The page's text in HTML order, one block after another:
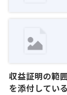
収益証明の範
を添付している